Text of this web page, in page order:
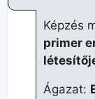
Képzés
primer
Ágazat: